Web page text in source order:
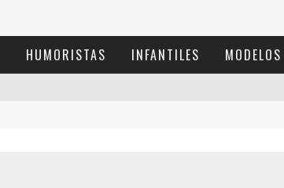
HUMORISTAS INFANTILES MODELOS